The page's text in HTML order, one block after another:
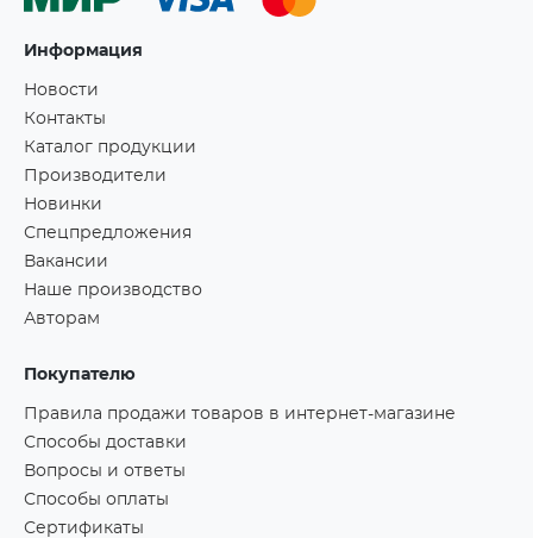
Информация
Новости
Контакты
Каталог продукции
Производители
Новинки
Спецпредложения
Вакансии
Наше производство
Авторам
Покупателю
Правила продажи товаров в интернет-магазине
Способы доставки
Вопросы и ответы
Способы оплаты
Сертификаты